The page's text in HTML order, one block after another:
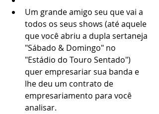
Um grande amigo seu que vai a
todos os seus shows (até aquele
que você abriu a dupla sertaneja
"Sábado & Domingo" no
"Estádio do Touro Sentado")
quer empresariar sua banda e
lhe deu um contrato de
empresariamento para você
analisar.